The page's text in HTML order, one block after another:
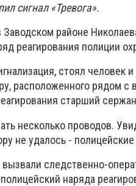
сигнал «Тревога».
районе
реагирования полиции
стоял человек
расположенного рядом с
старший
несколько проводов.
не удалось -
следственно-
наряда